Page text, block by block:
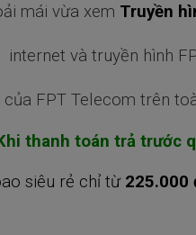
mái vừa xem Truyền
và truyền hình
FPT Telecom trên
thanh toán trả trước
siêu rẻ chỉ từ 225.000